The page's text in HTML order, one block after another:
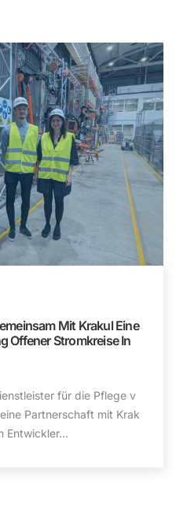
Mit Krakul Eine
Offener Stromkreise In
für die Pflege v
Partnerschaft mit Krak
Entwickler...